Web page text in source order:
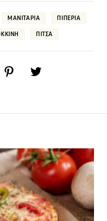
ΜΑΝΙΤΑΡΙΑ ΠΙΠΕΡΙΑ
ΠΙΤΣΑ